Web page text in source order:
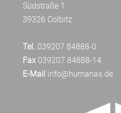
Südstraße 1
39326 Colbitz
Tel. 039207 84888-0
Fax039207 84888-14
E-Mail info@humanas.de